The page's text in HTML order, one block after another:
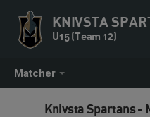
Matcher
KNIVSTA
U15 (Team 12)
Knivsta Spartans -